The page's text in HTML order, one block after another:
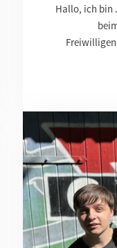
Hallo, ich bin
13 - 16:00